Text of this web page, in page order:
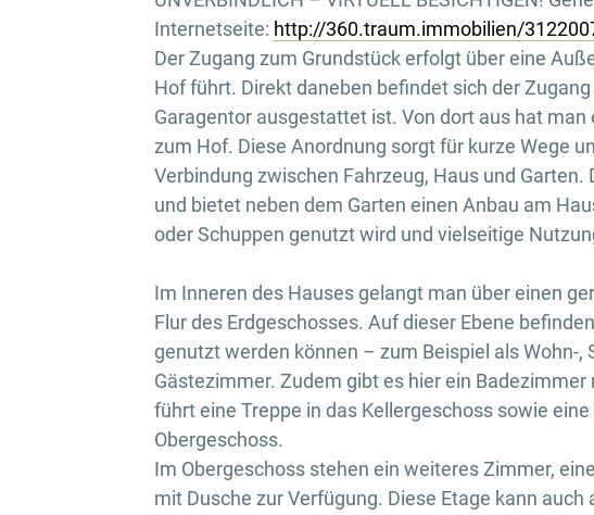
Internetseite: http://360.traum.immobilien/
Der Zugang zum Grundstück erfolgt über eine
Hof führt. Direkt daneben befindet sich der
Garagentor ausgestattet ist. Von dort aus hat
zum Hof. Diese Anordnung sorgt für kurze Wege
Verbindung zwischen Fahrzeug, Haus und
und bietet neben dem Garten einen Anbau am
oder Schuppen genutzt wird und vielseitige
Im Inneren des Hauses gelangt man über einen
Flur des Erdgeschosses. Auf dieser Ebene
genutzt werden können – zum Beispiel als Wohn-,
Gästezimmer. Zudem gibt es hier ein
führt eine Treppe in das Kellergeschoss sowie
Obergeschoss.
Im Obergeschoss stehen ein weiteres Zimmer,
mit Dusche zur Verfügung. Diese Etage kann auch